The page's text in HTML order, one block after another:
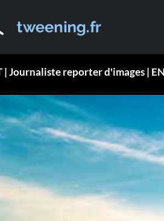
| Journaliste reporter d'images |